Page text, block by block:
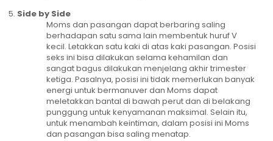
Side by Side
Moms dan pasangan dapat berbaring saling
berhadapan satu sama lain membentuk huruf V
kecil. Letakkan satu kaki di atas kaki pasangan. Posisi
seks ini bisa dilakukan selama kehamilan dan
sangat bagus dilakukan menjelang akhir trimester
ketiga. Pasalnya, posisi ini tidak memerlukan banyak
energi untuk bermanuver dan Moms dapat
meletakkan bantal di bawah perut dan di belakang
punggung untuk kenyamanan maksimal. Selain itu,
untuk menambah keintiman, dalam posisi ini Moms
dan pasangan bisa saling menatap.